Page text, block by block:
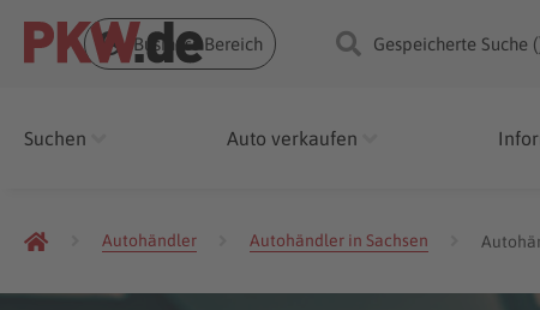
Business Bereich Gespeicherte Suche (
Suchen Auto verkaufen
Autohändler Autohändler in Sachsen